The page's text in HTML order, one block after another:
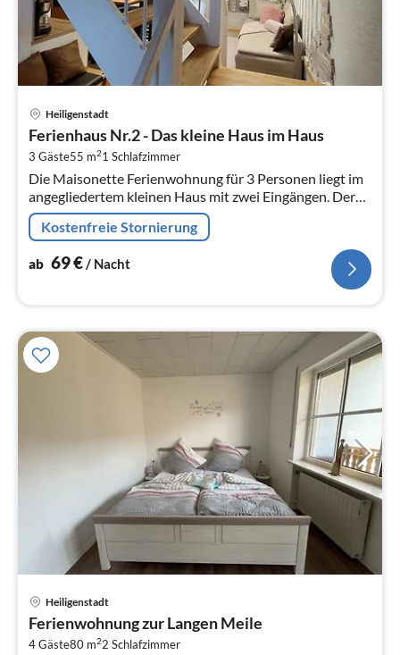
Heiligenstadt
Ferienhaus Nr.2 - Das kleine Haus im Haus
3 Gäste55 m21 Schlafzimmer
Die Maisonette Ferienwohnung für 3 Personen liegt im
angegliedertem kleinen Haus mit zwei Eingängen. Der
rückwärtige Eingang ist bequem vom abgeschlossenen
Hofparkplatz zugänglich.
Kostenfreie Stornierung
ab 69€/ Nacht
Heiligenstadt
Ferienwohnung zur Langen Meile
4 Gäste80 m22 Schlafzimmer